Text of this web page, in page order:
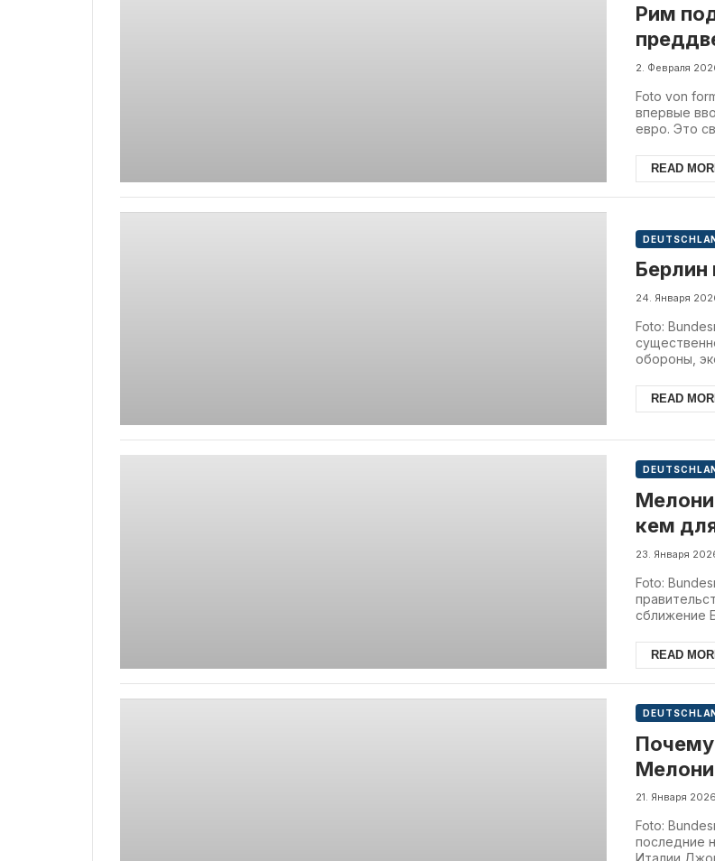
Рим
2. Февраля
Foto von
впервые
евро. Это
READ
24. Января
Foto:
обороны,
READ
кем
23. Января
Foto:
сближение
READ
Мелони
21. Января 2026
Foto:
последние